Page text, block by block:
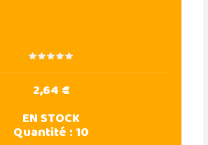
2,64 €
EN STOCK
Quantité :10